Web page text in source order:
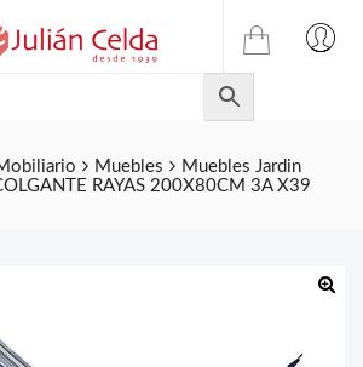
TIENDA
ONLINE
DE
JULIAN
CELDA
S.L.
Muebles
Muebles Jardin
RAYAS 200X80CM 3A X39